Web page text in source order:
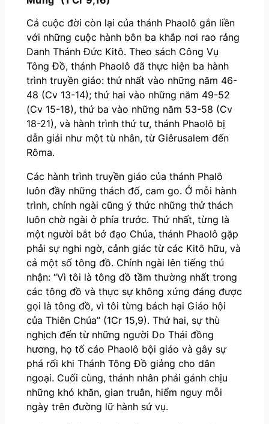
Cả cuộc đời còn lại của thánh Phaolô gắn liền
với những cuộc hành bôn ba khắp nơi rao rảng
Danh Thánh Đức Kitô. Theo sách Công Vụ
Tông Đồ, thánh Phaolô đã thực hiện ba hành
trình truyền giáo: thứ nhất vào những năm 46-
48 (Cv 13-14); thứ hai vào những năm 49-52
(Cv 15-18), thứ ba vào những năm 53-58 (Cv
18-21), và hành trình thứ tư, thánh Phaolô bị
dẫn giải như một tù nhân, từ Giêrusalem đến
Rôma.
Các hành trình truyền giáo của thánh Phalô
luôn đầy những thách đố, cam go. Ở mỗi hành
trình, chính ngài cũng ý thức những thử thách
luôn chờ ngài ở phía trước. Thứ nhất, từng là
một người bắt bớ đạo Chúa, thánh Phaolô gặp
phải sự nghi ngờ, cảnh giác từ các Kitô hữu, và
cả một số tông đồ. Chính ngài lên tiếng thú
nhận: “Vì tôi là tông đồ tầm thường nhất trong
các tông đồ và thực sự không xứng đáng được
gọi là tông đồ, vì tôi từng bách hại Giáo hội
của Thiên Chúa” (1Cr 15,9). Thứ hai, sự thù
nghịch đến từ những người Do Thái đồng
hương, họ tố cáo Phaolô bội giáo và gây sự
phá rối khi Thánh Tông Đồ giảng cho dân
ngoại. Cuối cùng, thánh nhân phải gánh chịu
những khó khăn, gian truân, hiểm nguy mỗi
ngày trên đường lữ hành sứ vụ.